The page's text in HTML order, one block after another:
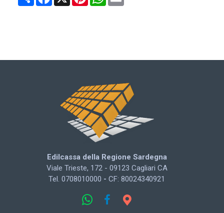
Edilcassa della Regione Sardegna
Viale Trieste, 172 - 09123 Cagliari CA
Tel. 0708010000 -CF: 80024340921